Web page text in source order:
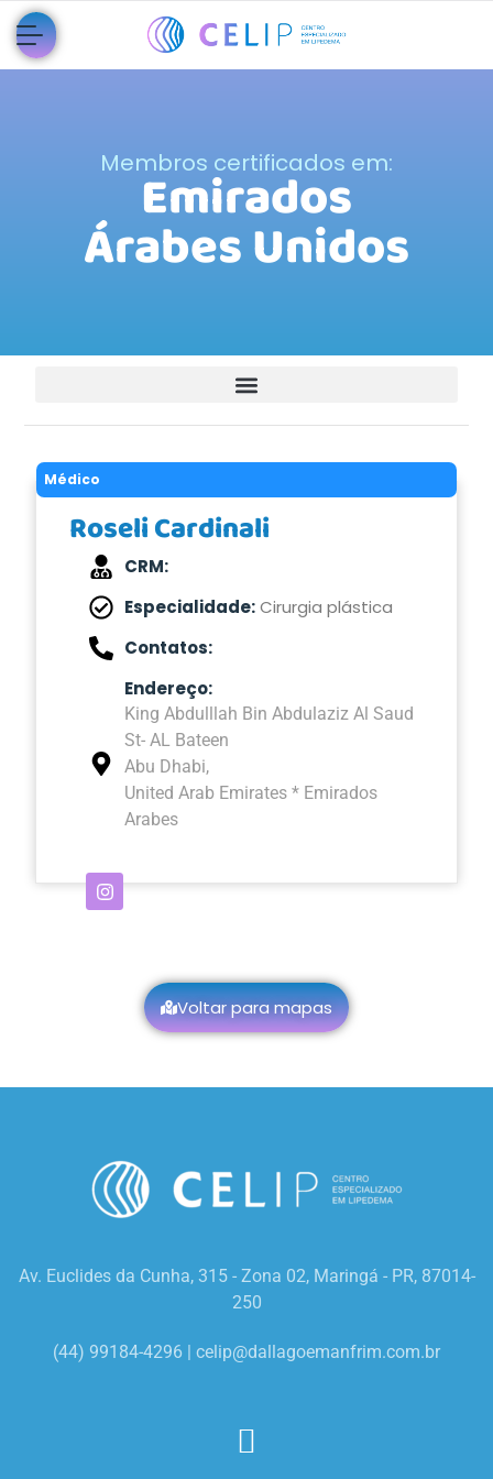
Membros certificados em:
Emirados
Árabes Unidos
Médico
Roseli Cardinali
CRM:
Especialidade:Cirurgia plástica
Contatos:
Endereço:
King Abdulllah Bin Abdulaziz Al Saud
St- AL Bateen
Abu Dhabi,
United Arab Emirates * Emirados
Arabes
Voltar para mapas
Av. Euclides da Cunha, 315 - Zona 02, Maringá - PR, 87014-
250
(44) 99184-4296 | celip@dallagoemanfrim.com.br